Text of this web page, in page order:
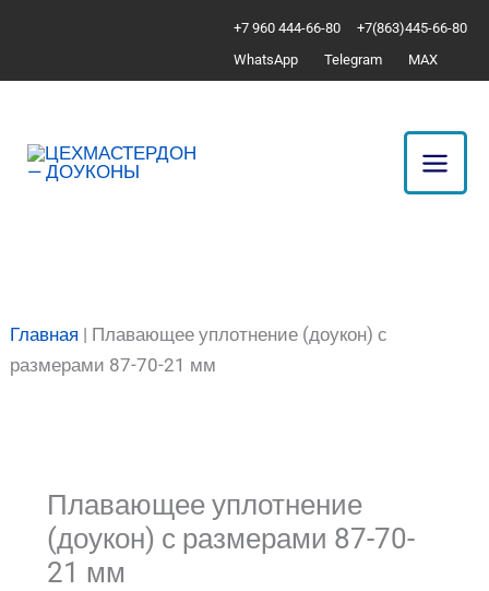
содержимому
+7 960 444-66-80
+7(863)445-66-80
WhatsApp
Telegram MAX
Главная | Плавающее уплотнение (доукон) с
размерами 87-70-21 мм
Плавающее уплотнение
(доукон) с размерами 87-70-
21 мм
Плавающее
с